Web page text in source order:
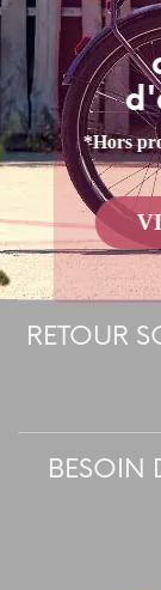
CATÉGORIES :
par
RETOUR
BESOIN
*Hors